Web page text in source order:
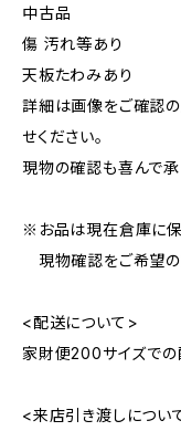
中古品
傷 汚れ等あり
天板たわみあり
詳細は画像をご確認
せください。
現物の確認も喜んで承
※お品は現在倉庫に保
現物確認をご希望の
<配送について>
家財便200サイズでの
<来店引き渡しについ